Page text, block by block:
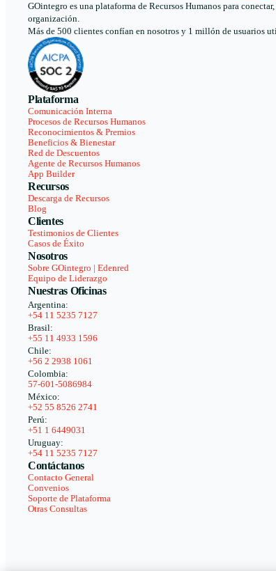
GOintegro es una plataforma de Recursos Humanos para
organización.
Más de 500 clientes confían en nosotros y 1 millón de usuarios
Plataforma
Comunicación Interna
Procesos de Recursos Humanos
Reconocimientos & Premios
Beneficios & Bienestar
Red de Descuentos
Agente de Recursos Humanos
App Builder
Recursos
Descarga de Recursos
Blog
Clientes
Testimonios de Clientes
Casos de Éxito
Nosotros
Sobre GOintegro | Edenred
Equipo de Liderazgo
Nuestras Oficinas
Argentina:
+54 11 5235 7127
Brasil:
+55 11 4933 1596
Chile:
+56 2 2938 1061
Colombia:
57-601-5086984
México:
+52 55 8526 2741
Perú:
+51 1 6449031
Uruguay:
+54 11 5235 7127
Contáctanos
Contacto General
Convenios
Soporte de Plataforma
Otras Consultas